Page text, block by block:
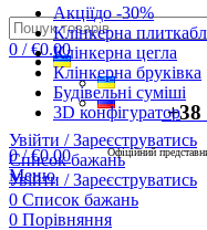
Офіційний
Увійти / Зареєструватись
Список бажань
Увійти / Зареєструватись
0 Список бажань
0 Порівняння
0 / €0.00
+38
0/ €0.00
Меню
Акціїдо -30%
Клінкерна плитка
Клінкерна цегла
Клінкерна бруківка
Будівельні суміші
3D конфігуратор
Офіційний